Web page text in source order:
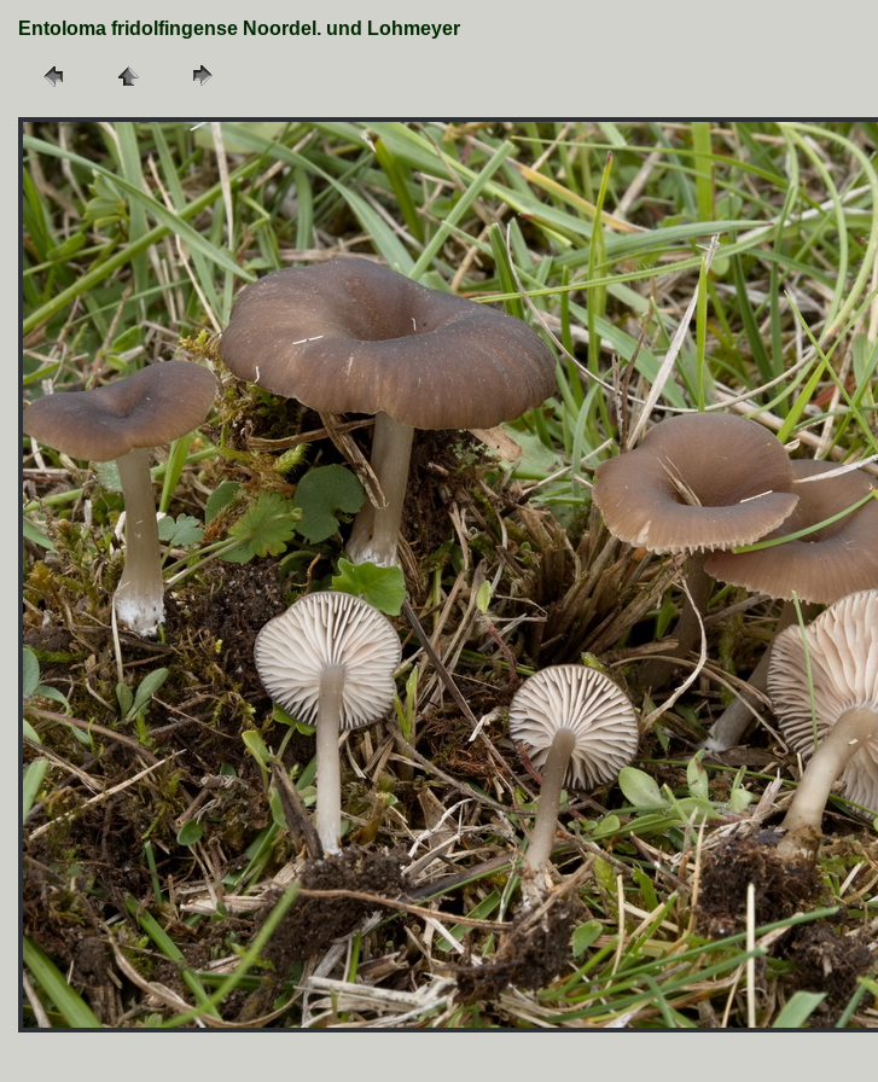
Entoloma fridolfingense Noordel. und Lohmeyer